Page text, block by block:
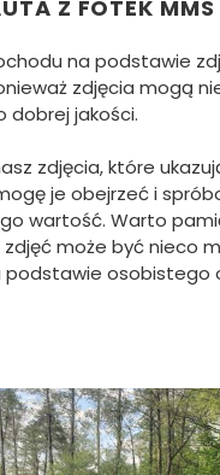
Z FOTEK MMS
na podstawie
zdjęcia mogą
dobrej jakości.
zdjęcia, które
je obejrzeć i
wartość. Warto
może być nieco
podstawie osobistego